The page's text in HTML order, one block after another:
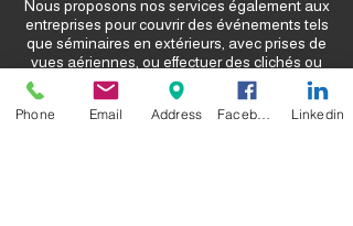
Nous proposons nos services également aux
entreprises pour couvrir des événements tels
que séminaires en extérieurs, avec prises de
vues aériennes, ou effectuer des clichés ou
vidéos de l'entreprise en vue du ciel.
Phone Email Address Linkedin